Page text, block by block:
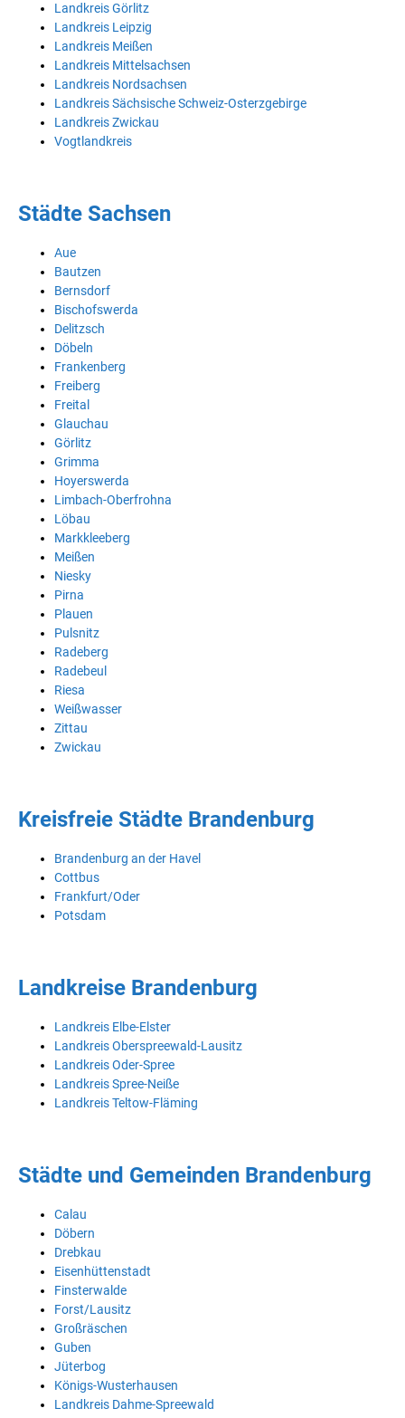
Landkreis Görlitz
Landkreis Leipzig
Landkreis Meißen
Landkreis Mittelsachsen
Landkreis Nordsachsen
Landkreis Sächsische Schweiz-Osterzgebirge
Landkreis Zwickau
Vogtlandkreis
Städte Sachsen
Aue
Bautzen
Bernsdorf
Bischofswerda
Delitzsch
Döbeln
Frankenberg
Freiberg
Freital
Glauchau
Görlitz
Grimma
Hoyerswerda
Limbach-Oberfrohna
Löbau
Markkleeberg
Meißen
Niesky
Pirna
Plauen
Pulsnitz
Radeberg
Radebeul
Riesa
Weißwasser
Zittau
Zwickau
Kreisfreie Städte Brandenburg
Brandenburg an der Havel
Cottbus
Frankfurt/Oder
Potsdam
Landkreise Brandenburg
Landkreis Elbe-Elster
Landkreis Oberspreewald-Lausitz
Landkreis Oder-Spree
Landkreis Spree-Neiße
Landkreis Teltow-Fläming
Städte und Gemeinden Brandenburg
Calau
Döbern
Drebkau
Eisenhüttenstadt
Finsterwalde
Forst/Lausitz
Großräschen
Guben
Jüterbog
Königs-Wusterhausen
Landkreis Dahme-Spreewald